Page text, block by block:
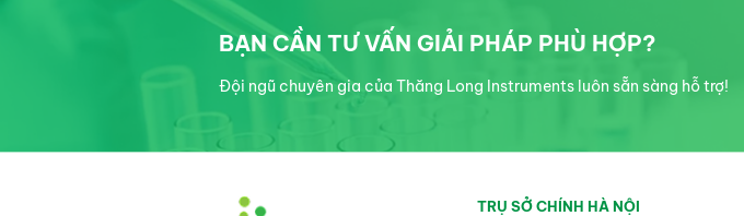
BẠN CẦN TƯ VẤN GIẢI PHÁP PHÙ HỢP?
Đội ngũ chuyên gia của Thăng Long Instruments luôn sẵn sàng hỗ trợ!
TRỤ SỞ CHÍNH HÀ NỘI